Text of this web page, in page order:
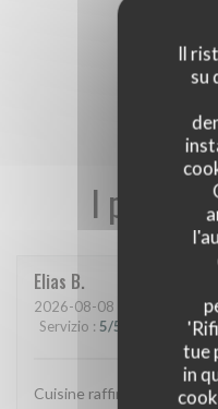
Il
su
tue
in
I pareri
Elias B
2026-08-08 - 19:45 -
Servizio : 5/5 Atmosfera:5
Cuisine raffinée et une